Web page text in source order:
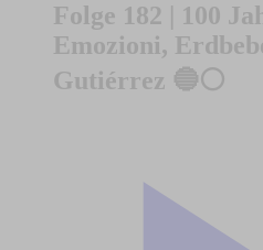
Folge 182 | 100
Emozioni,
Gutiérrez 🔵⚪